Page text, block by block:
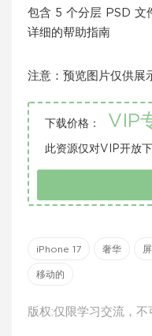
包含 5 个分层 PSD 文
详细的帮助指南
注意：预览图片仅供展
下载价格： VIP
此资源仅对VIP开放
iPhone 17 奢华
移动的
版权:仅限学习交流，不